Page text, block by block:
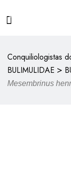
Conquiliologistas
BULIMULIDAE >
Mesembrinus